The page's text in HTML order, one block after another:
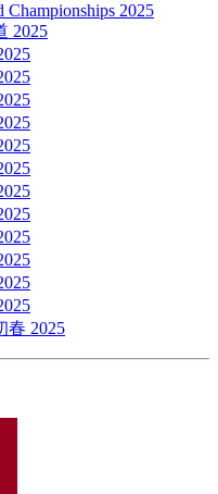
Championships 2025
2025
春 2025